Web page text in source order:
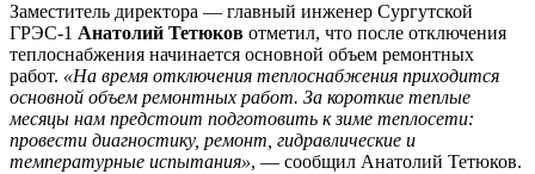
Заместитель директора — главный инженер Сургутской
ГРЭС-1 Анатолий Тетюков отметил, что после отключения
теплоснабжения начинается основной объем ремонтных
работ. «На время отключения теплоснабжения приходится
основной объем ремонтных работ. За короткие теплые
месяцы нам предстоит подготовить к зиме теплосети:
провести диагностику, ремонт, гидравлические и
температурные испытания», — сообщил Анатолий Тетюков.